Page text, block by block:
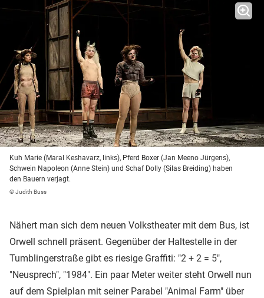
Kuh Marie (Maral Keshavarz, links), Pferd Boxer (Jan Meeno Jürgens),
Schwein Napoleon (Anne Stein) und Schaf Dolly (Silas Breiding) haben
den Bauern verjagt.
© Judith Buss
Nähert man sich dem neuen Volkstheater mit dem Bus, ist
Orwell schnell präsent. Gegenüber der Haltestelle in der
Tumblingerstraße gibt es riesige Graffiti: "2 + 2 = 5",
"Neusprech", "1984". Ein paar Meter weiter steht Orwell nun
auf dem Spielplan mit seiner Parabel "Animal Farm" über